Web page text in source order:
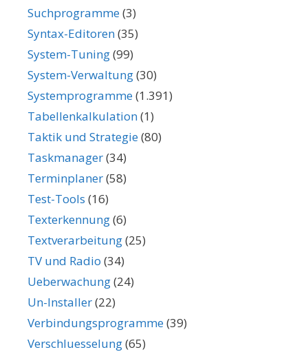
Suchprogramme(3)
Syntax-Editoren(35)
System-Tuning(99)
System-Verwaltung(30)
Systemprogramme(1.391)
Tabellenkalkulation(1)
Taktik und Strategie(80)
Taskmanager(34)
Terminplaner(58)
Test-Tools (16)
Texterkennung(6)
Textverarbeitung(25)
TV und Radio (34)
Ueberwachung(24)
Un-Installer(22)
Verbindungsprogramme(39)
Verschluesselung(65)